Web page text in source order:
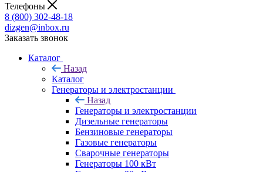
Телефоны
8 (800) 302-48-18
dizgen@inbox.ru
Заказать звонок
Каталог
Назад
Каталог
Генераторы и электростанции
Назад
Генераторы и электростанции
Дизельные генераторы
Бензиновые генераторы
Газовые генераторы
Сварочные генераторы
Генераторы 100 кВт